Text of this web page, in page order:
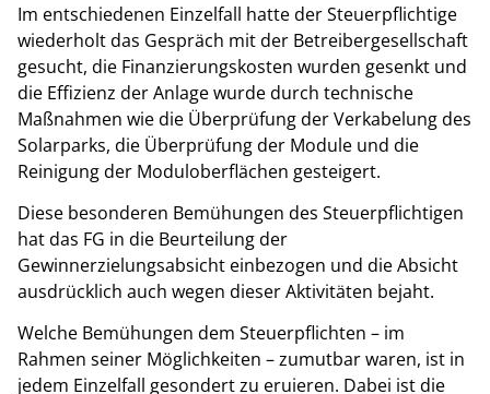
Im entschiedenen Einzelfall hatte der Steuerpflichtige
wiederholt das Gespräch mit der Betreibergesellschaft
gesucht, die Finanzierungskosten wurden gesenkt und
die Effizienz der Anlage wurde durch technische
Maßnahmen wie die Überprüfung der Verkabelung des
Solarparks, die Überprüfung der Module und die
Reinigung der Moduloberflächen gesteigert.
Diese besonderen Bemühungen des Steuerpflichtigen
hat das FG in die Beurteilung der
Gewinnerzielungsabsicht einbezogen und die Absicht
ausdrücklich auch wegen dieser Aktivitäten bejaht.
Welche Bemühungen dem Steuerpflichten – im
Rahmen seiner Möglichkeiten – zumutbar waren, ist in
jedem Einzelfall gesondert zu eruieren. Dabei ist die